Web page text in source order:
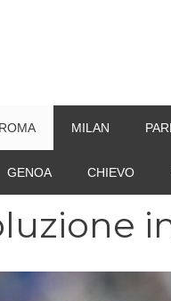
ROMA MILAN
GENOA CHIEVO